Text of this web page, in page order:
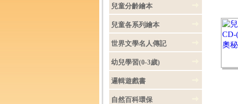
兒童分齡繪本
兒童各系列繪本
世界文學名人傳記
幼兒學習(0-3歲)
邏輯遊戲書
自然百科環保